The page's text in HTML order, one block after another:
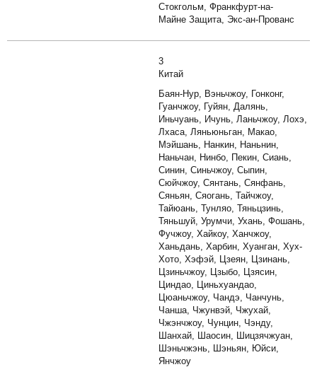
Стокгольм, Франкфурт-на-
Майне Защита, Экс-ан-Прованс
3
Китай
Баян-Нур, Вэньчжоу, Гонконг,
Гуанчжоу, Гуйян, Далянь,
Иньчуань, Ичунь, Ланьчжоу, Лохэ,
Лхаса, Ляньюньган, Макао,
Мэйшань, Нанкин, Наньнин,
Наньчан, Нинбо, Пекин, Сиань,
Синин, Синьчжоу, Сыпин,
Сюйчжоу, Сянтань, Сянфань,
Сяньян, Сяогань, Тайчжоу,
Тайюань, Тунляо, Тяньцзинь,
Тяньшуй, Урумчи, Ухань, Фошань,
Фучжоу, Хайкоу, Ханчжоу,
Ханьдань, Харбин, Хуанган, Хух-
Хото, Хэфэй, Цзеян, Цзинань,
Цзиньчжоу, Цзыбо, Цзясин,
Циндао, Циньхуандао,
Цюаньчжоу, Чандэ, Чанчунь,
Чанша, Чжунвэй, Чжухай,
Чжэнчжоу, Чунцин, Чэнду,
Шанхай, Шаосин, Шицзячжуан,
Шэньчжэнь, Шэньян, Юйси,
Янчжоу